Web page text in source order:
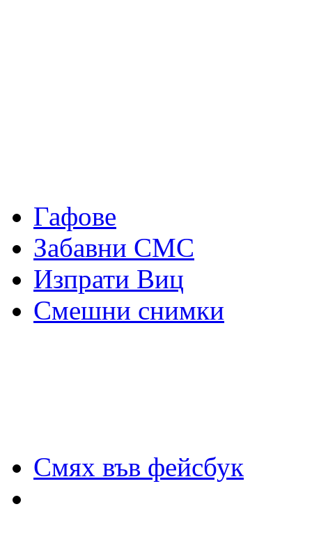
Гафове
Забавни СМС
Изпрати Виц
Смешни снимки
Смях във фейсбук